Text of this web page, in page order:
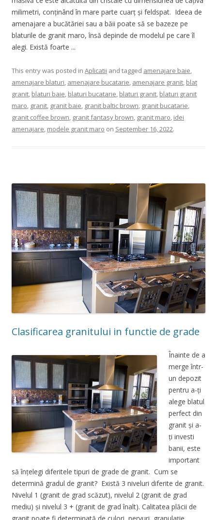
milimetri, conținând în mare parte cuarț și feldspat. Ideea de
amenajare a bucătăriei sau a băii poate să se bazeze pe
blaturile de granit maro, însă depinde de modelul pe care îl
alegi. Există foarte ...
This entry was posted in Aplicatii and tagged amenajare baie,
amenajare blaturi, amenajare bucatarie, amenajare granit, blat
granit, blaturi baie, blaturi bucatarie, blaturi granit, blaturi granit
maro, granit, granit baie, granit baltic brown, granit bucatarie,
granit coffee brown, granit fantasy brown, granit maro, idei
amenajare, modele granit maro on September 16, 2022.
Clasificarea granitului in functie de grade
Înainte de a
merge într-
un depozit
pentru a-ți
alege blatul
perfect din
granit și a-
ți investi
banii, este
important
să înțelegi diferitele tipuri de grade de granit. Cum se
determină gradul de granit? Există 3 niveluri diferite de granit.
Nivelul 1 (granit de grad scăzut), nivelul 2 (granit de grad
mediu) și nivelul 3 + (granit de grad înalt). Calitatea plăcii de